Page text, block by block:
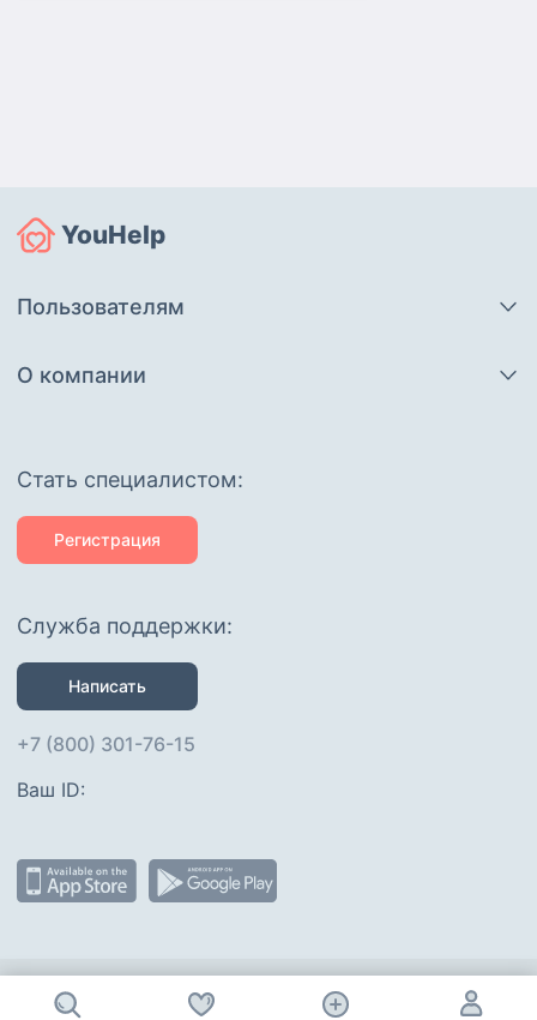
YouHelp
Пользователям
О компании
Cтать специалистом:
Регистрация
Служба поддержки:
Написать
+7 (800) 301-76-15
Ваш ID:
Присоединяйтесь :